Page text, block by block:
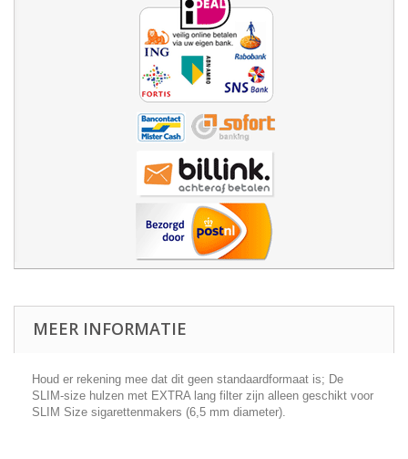
MEER INFORMATIE
Houd er rekening mee dat dit geen standaardformaat is; De
SLIM-size hulzen met EXTRA lang filter zijn alleen geschikt voor
SLIM Size sigarettenmakers (6,5 mm diameter).